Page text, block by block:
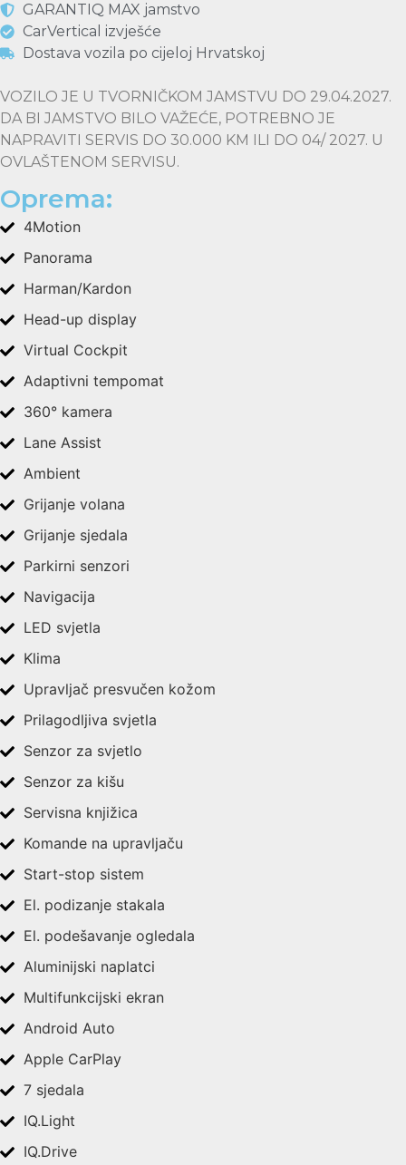
GARANTIQ MAX jamstvo
CarVertical izvješće
Dostava vozila po cijeloj Hrvatskoj
VOZILO JE U TVORNIČKOM JAMSTVU DO 29.04.2027.
DA BI JAMSTVO BILO VAŽEĆE, POTREBNO JE
NAPRAVITI SERVIS DO 30.000 KM ILI DO 04/ 2027. U
OVLAŠTENOM SERVISU.
Oprema:
4Motion
Panorama
Harman/Kardon
Head-up display
Virtual Cockpit
Adaptivni tempomat
360° kamera
Lane Assist
Ambient
Grijanje volana
Grijanje sjedala
Parkirni senzori
Navigacija
LED svjetla
Klima
Upravljač presvučen kožom
Prilagodljiva svjetla
Senzor za svjetlo
Senzor za kišu
Servisna knjižica
Komande na upravljaču
Start-stop sistem
El. podizanje stakala
El. podešavanje ogledala
Aluminijski naplatci
Multifunkcijski ekran
Android Auto
Apple CarPlay
7 sjedala
IQ.Light
IQ.Drive